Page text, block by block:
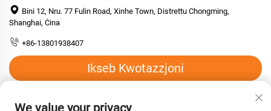
Bini 12, Nru. 77 Fulin Road, Xinhe Town, Distrettu Chongming,
Shanghai, Ċina
+86-13801938407
Ikseb Kwotazzjoni
We value your privacy